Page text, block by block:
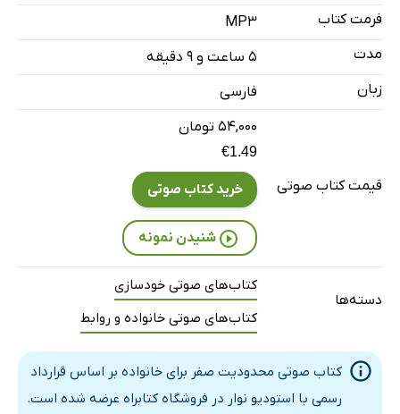
فرمت کتاب
MP3
مدت
۵ ساعت و ۹ دقیقه
زبان
فارسی
قیمت کتاب صوتی
۵۴,۰۰۰ تومان
€1.49
خرید کتاب صوتی
شنیدن نمونه
دسته‌ها
کتاب‌های صوتی خودسازی
کتاب‌های صوتی خانواده و روابط
کتاب صوتی محدودیت صفر برای خانواده بر اساس قرارداد
رسمی با استودیو نوار در فروشگاه کتابراه عرضه شده است.